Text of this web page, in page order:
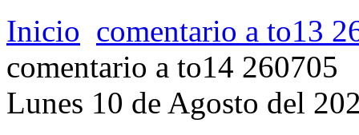
Inicio comentario a to13
comentario a to14 260705
Lunes 10 de Agosto del